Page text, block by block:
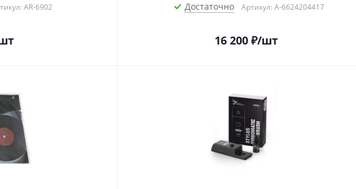
AR-6902 Достаточно Артикул: A-6624204417
16 200₽/шт